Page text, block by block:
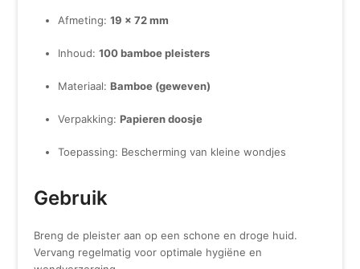
Afmeting:19 x 72 mm
Inhoud:100 bamboe pleisters
Materiaal:Bamboe (geweven)
Verpakking:Papieren doosje
Toepassing: Bescherming van kleine wondjes
Gebruik
Breng de pleister aan op een schone en droge huid.
Vervang regelmatig voor optimale hygiëne en